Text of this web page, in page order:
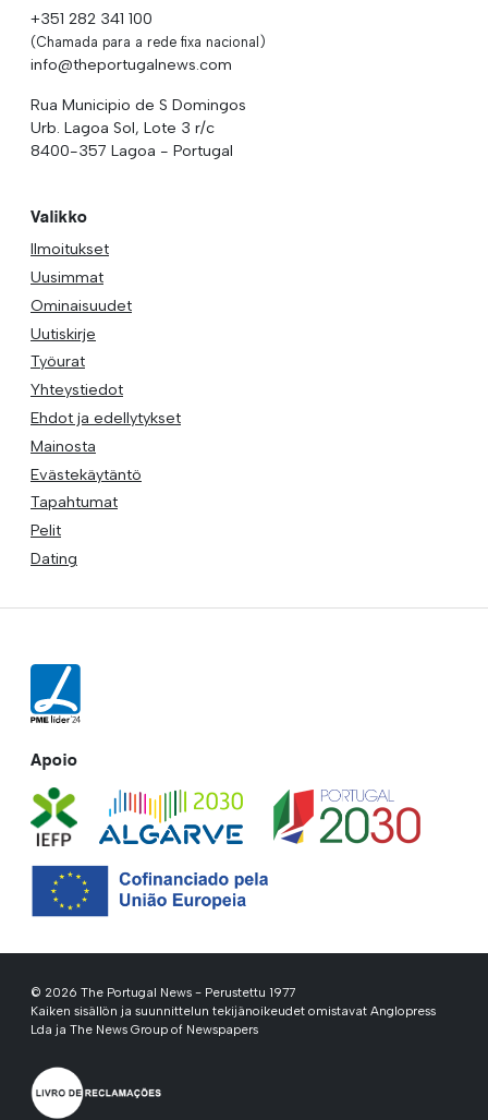
+351 282 341 100
(Chamada para a rede fixa nacional)
info@theportugalnews.com
Rua Municipio de S Domingos
Urb. Lagoa Sol, Lote 3 r/c
8400-357 Lagoa - Portugal
Valikko
Ilmoitukset
Uusimmat
Ominaisuudet
Uutiskirje
Työurat
Yhteystiedot
Ehdot ja edellytykset
Mainosta
Evästekäytäntö
Tapahtumat
Pelit
Dating
Apoio
© 2026 The Portugal News - Perustettu 1977
Kaiken sisällön ja suunnittelun tekijänoikeudet omistavat Anglopress
Lda ja The News Group of Newspapers